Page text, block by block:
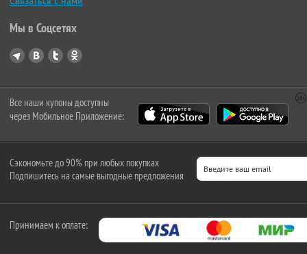
Мы в Соцсетях
Все наши купоны доступны
через Мобильное Приложение:
Сэкономьте до 90% при любых покупках
Подпишитесь на самые выгодные предложения
Принимаем к оплате: